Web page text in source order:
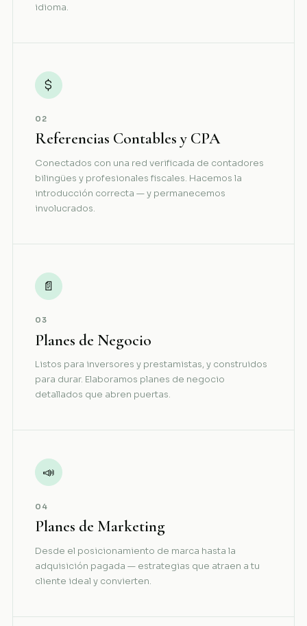
idioma.
$
02
Referencias Contables y CPA
Conectados con una red verificada de contadores
bilingües y profesionales fiscales. Hacemos la
introducción correcta — y permanecemos
involucrados.
📄
03
Planes de Negocio
Listos para inversores y prestamistas, y construidos
para durar. Elaboramos planes de negocio
detallados que abren puertas.
📣
04
Planes de Marketing
Desde el posicionamiento de marca hasta la
adquisición pagada — estrategias que atraen a tu
cliente ideal y convierten.